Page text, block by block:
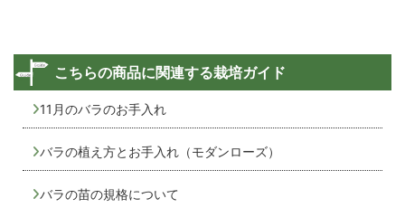
こちらの商品に関連する栽培ガイド
11月のバラのお手入れ
バラの植え方とお手入れ（モダンローズ）
バラの苗の規格について